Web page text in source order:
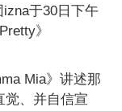
于30日下午
》
Mia》讲述那
觉、并自信宣